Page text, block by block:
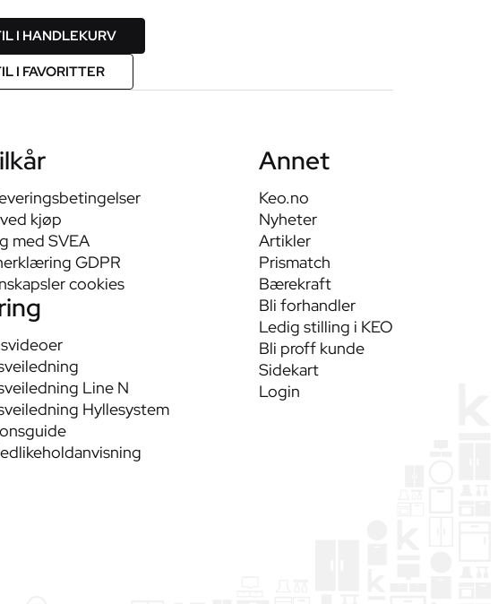
I HANDLEKURV
I FAVORITTER
kjøp
med SVEA
GDPR
cookies
Line N
Hyllesystem
Annet
Keo.no
Nyheter
Artikler
Prismatch
Bærekraft
Bli forhandler
Ledig stilling i KEO
Bli proff kunde
Sidekart
Login